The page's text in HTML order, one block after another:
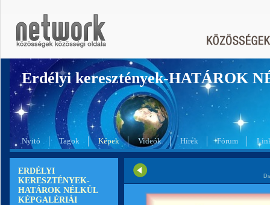
Erdélyi keresztények-HATÁROK
Nyitó Tagok Képek Videók Hírek Fórum
ERDÉLYI
KERESZTÉNYEK-
HATÁROK NÉLKÜL
KÉPGALÉRIÁI